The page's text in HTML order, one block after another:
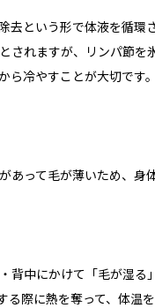
去という形で体液を循環
されますが、リンパ節を
冷やすことが大切です。
って毛が薄いため、身
背中にかけて「毛が湿る
際に熱を奪って、体温